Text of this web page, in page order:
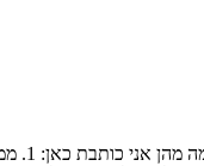
כל דוקו מוקרן בסינמטק.